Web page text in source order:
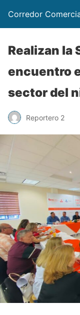
Corredor
Realizan la
encuentro
sector del
Reportero 2